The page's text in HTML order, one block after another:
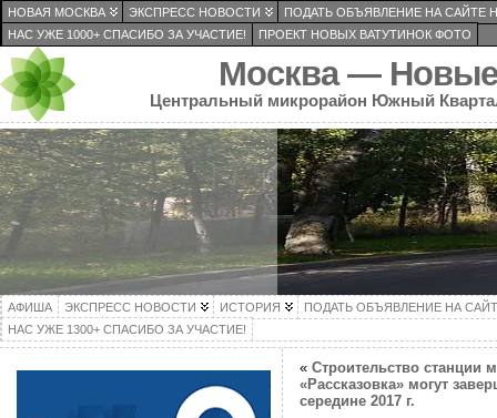
НОВАЯ МОСКВА ЭКСПРЕСС НОВОСТИ
ПОДАТЬ ОБЪЯВЛЕНИЕ НА САЙТЕ
НАС УЖЕ 1000+ СПАСИБО ЗА УЧАСТИЕ!
ПРОЕКТ НОВЫХ ВАТУТИНОК ФОТО
Москва — Новые
Центральный микрорайон Южный
АФИША ЭКСПРЕСС НОВОСТИ ИСТОРИЯ
ПОДАТЬ ОБЪЯВЛЕНИЕ НА
НАС УЖЕ 1300+ СПАСИБО ЗА УЧАСТИЕ!
« Строительство станции
«Рассказовка» могут
середине 2017 г.